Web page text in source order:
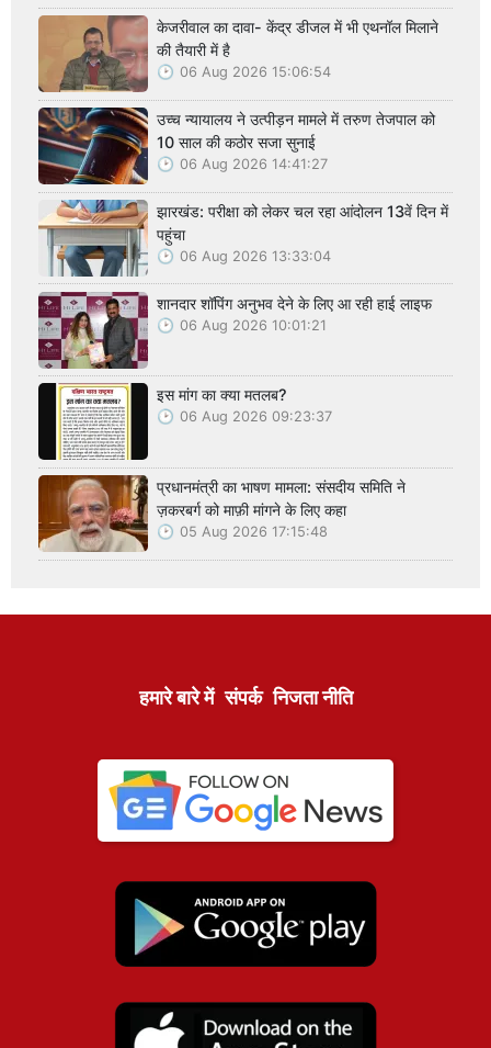
केजरीवाल का दावा- केंद्र डीजल में भी एथनॉल मिलाने
की तैयारी में है
06 Aug 2026 15:06:54
उच्च न्यायालय ने उत्पीड़न मामले में तरुण तेजपाल को
10 साल की कठोर सजा सुनाई
06 Aug 2026 14:41:27
झारखंड: परीक्षा को लेकर चल रहा आंदोलन 13वें दिन में
पहुंचा
06 Aug 2026 13:33:04
शानदार शॉपिंग अनुभव देने के लिए आ रही हाई लाइफ
06 Aug 2026 10:01:21
इस मांग का क्या मतलब?
06 Aug 2026 09:23:37
प्रधानमंत्री का भाषण मामला: संसदीय समिति ने
ज़करबर्ग को माफ़ी मांगने के लिए कहा
05 Aug 2026 17:15:48
हमारे बारे में संपर्क निजता नीति